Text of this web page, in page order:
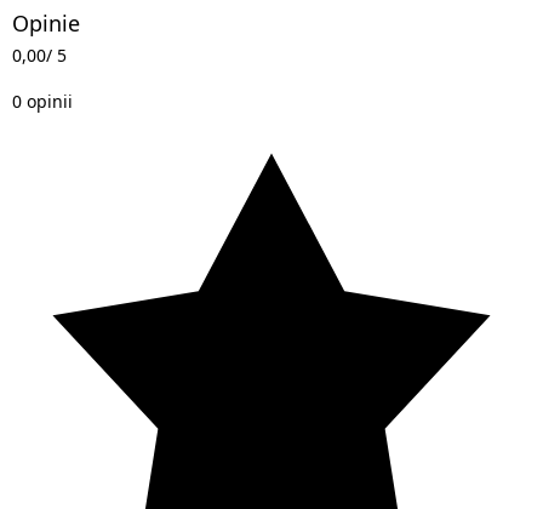
Opinie
0,00/ 5
0 opinii